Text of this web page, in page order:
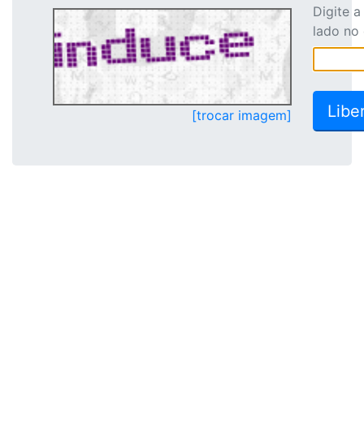
[trocar imagem]
Digite
lado no